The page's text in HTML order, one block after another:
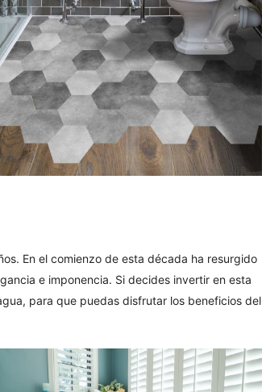
En el comienzo de esta década ha resurgido
e imponencia. Si decides invertir en esta
para que puedas disfrutar los beneficios del